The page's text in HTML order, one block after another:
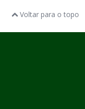
Voltar para o topo